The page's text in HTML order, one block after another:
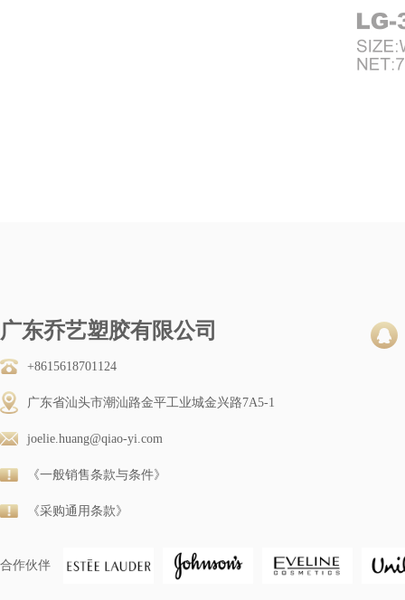
广东乔艺塑胶有限公司
+8615618701124
广东省汕头市潮汕路金平工业城金兴路7A5-1
joelie.huang@qiao-yi.com
《一般销售条款与条件》
《采购通用条款》
合作伙伴